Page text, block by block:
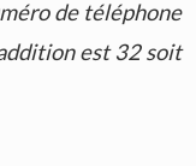
de téléphone
est 32 soit